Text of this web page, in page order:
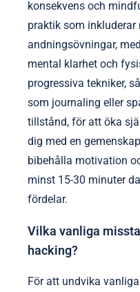
konsekvens och
praktik som
andningsövningar,
mental klarhet och
progressiva tekniker,
som journaling eller
tillstånd, för att öka
dig med en
bibehålla motivation
minst 15-30 minuter
fördelar.
Vilka vanliga
hacking?
För att undvika